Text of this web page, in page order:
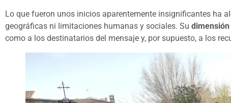
Lo que fueron unos inicios aparentemente insignificantes ha
geográficas ni limitaciones humanas y sociales. Su
como a los destinatarios del mensaje y, por supuesto, a los